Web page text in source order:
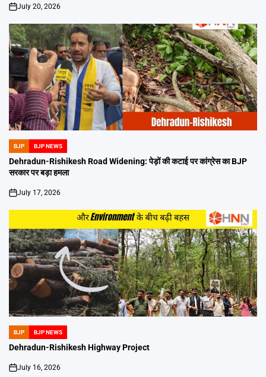
on
July 20, 2026
POSTED
IN
BJP BJP NEWS
Dehradun-Rishikesh Road Widening: पेड़ों की कटाई पर कांग्रेस का BJP
सरकार पर बड़ा हमला
on
July 17, 2026
POSTED
IN
BJP BJP NEWS
Dehradun-Rishikesh Highway Project
on
July 16, 2026